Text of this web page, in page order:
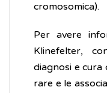
cromosomica).
Per avere
Klinefelter,
diagnosi e cura
rare e le